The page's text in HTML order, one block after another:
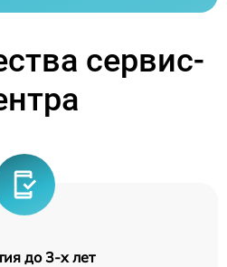
сервис-
до 3-х лет